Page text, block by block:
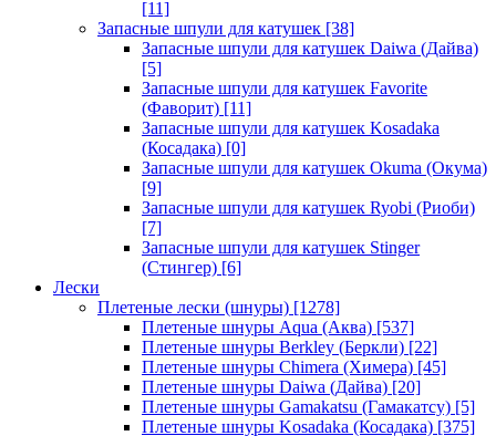
[11]
Запасные шпули для катушек [38]
Запасные шпули для катушек Daiwa (Дайва)
[5]
Запасные шпули для катушек Favorite
(Фаворит) [11]
Запасные шпули для катушек Kosadaka
(Косадака) [0]
Запасные шпули для катушек Okuma (Окума)
[9]
Запасные шпули для катушек Ryobi (Риоби)
[7]
Запасные шпули для катушек Stinger
(Стингер) [6]
Лески
Плетеные лески (шнуры) [1278]
Плетеные шнуры Aqua (Аква) [537]
Плетеные шнуры Berkley (Беркли) [22]
Плетеные шнуры Chimera (Химера) [45]
Плетеные шнуры Daiwa (Дайва) [20]
Плетеные шнуры Gamakatsu (Гамакатсу) [5]
Плетеные шнуры Kosadaka (Косадака) [375]